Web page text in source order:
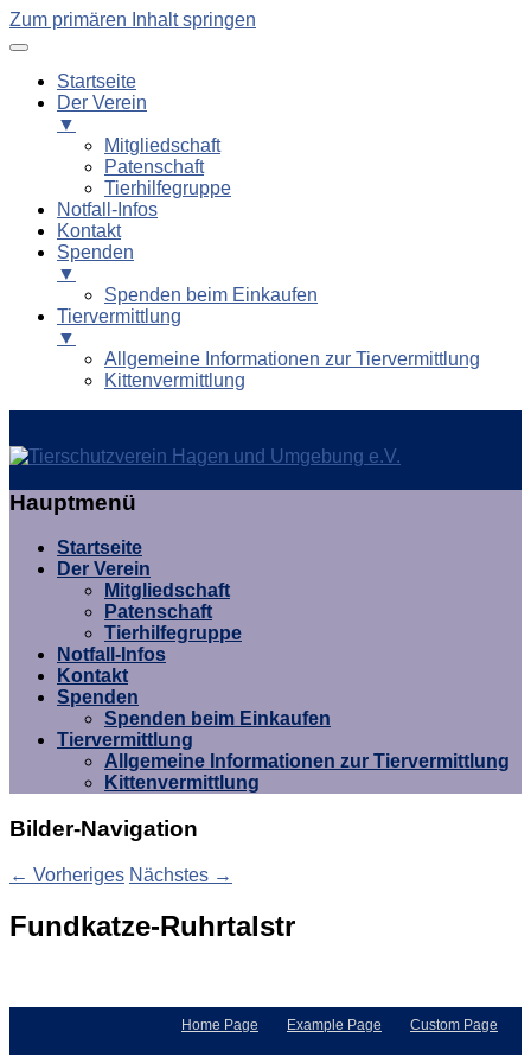
Zum primären Inhalt springen
Startseite
Der Verein
▼
Mitgliedschaft
Patenschaft
Tierhilfegruppe
Notfall-Infos
Kontakt
Spenden
▼
Spenden beim Einkaufen
Tiervermittlung
▼
Allgemeine Informationen zur Tiervermittlung
Kittenvermittlung
Tierschutzverein Hagen und
Umgebung e.V.
Hauptmenü
Startseite
Der Verein
Mitgliedschaft
Patenschaft
Tierhilfegruppe
Notfall-Infos
Kontakt
Spenden
Spenden beim Einkaufen
Tiervermittlung
Allgemeine Informationen zur Tiervermittlung
Kittenvermittlung
Bilder-Navigation
← Vorheriges Nächstes →
Fundkatze-Ruhrtalstr
Home Page Example Page Custom Page